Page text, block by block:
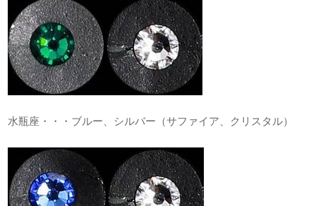
水瓶座・・・ブルー、シルバー（サファイア、クリスタル）